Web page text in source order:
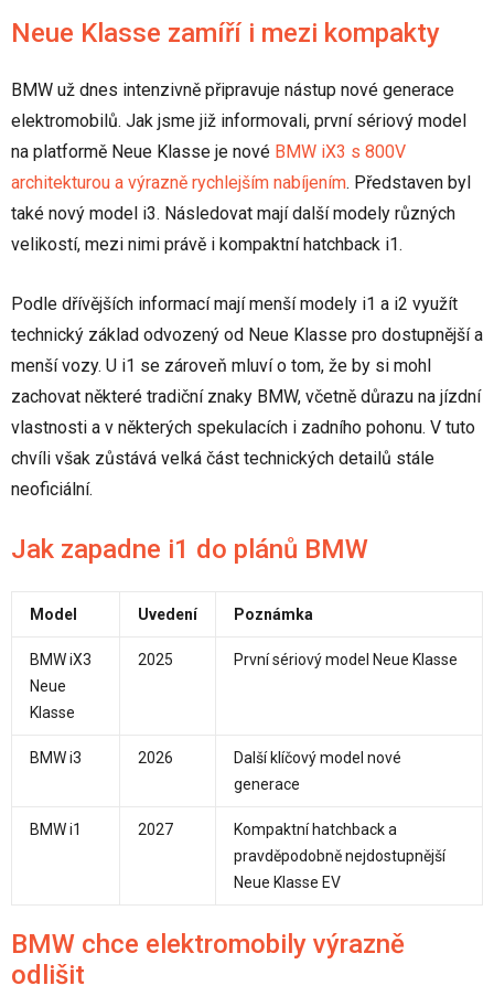
Neue Klasse zamíří i mezi kompakty
BMW už dnes intenzivně připravuje nástup nové generace
elektromobilů. Jak jsme již informovali, první sériový model
na platformě Neue Klasse je nové BMW iX3 s 800V
architekturou a výrazně rychlejším nabíjením. Představen byl
také nový model i3. Následovat mají další modely různých
velikostí, mezi nimi právě i kompaktní hatchback i1.
Podle dřívějších informací mají menší modely i1 a i2 využít
technický základ odvozený od Neue Klasse pro dostupnější a
menší vozy. U i1 se zároveň mluví o tom, že by si mohl
zachovat některé tradiční znaky BMW, včetně důrazu na jízdní
vlastnosti a v některých spekulacích i zadního pohonu. V tuto
chvíli však zůstává velká část technických detailů stále
neoficiální.
Jak zapadne i1 do plánů BMW
Model Uvedení Poznámka
BMW iX3
Neue
Klasse
2025 První sériový model Neue Klasse
BMW i3 2026
Další klíčový model nové
generace
BMW i1 2027
Kompaktní hatchback a
pravděpodobně nejdostupnější
Neue Klasse EV
BMW chce elektromobily výrazně
odlišit